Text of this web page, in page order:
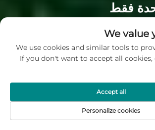
فقط
تجارية، أو طلبات منتجات، أو فرص شراكة، لا
سيرد فريقنا بسرعة مع دعم احترافي.
We value
We use cookies and similar tools to
If you don't want to accept all cookies,
Personalize cookies
Accept all